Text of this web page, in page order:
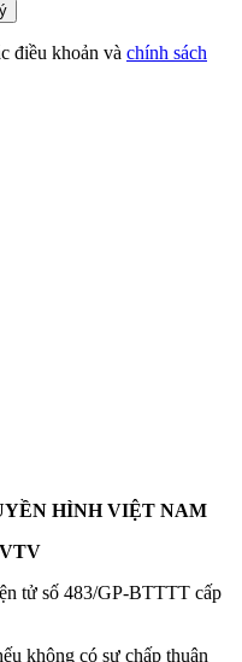
điều khoản và chính sách
HÌNH VIỆT NAM
tử số 483/GP-BTTTT cấp
không có sự chấp thuận